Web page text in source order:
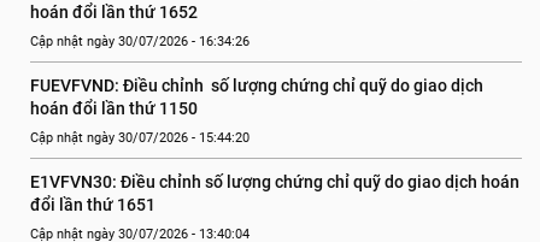
hoán đổi lần thứ 1652
Cập nhật ngày 30/07/2026 - 16:34:26
FUEVFVND: Điều chỉnh  số lượng chứng chỉ quỹ do giao dịch
hoán đổi lần thứ 1150
Cập nhật ngày 30/07/2026 - 15:44:20
E1VFVN30: Điều chỉnh số lượng chứng chỉ quỹ do giao dịch hoán
đổi lần thứ 1651
Cập nhật ngày 30/07/2026 - 13:40:04